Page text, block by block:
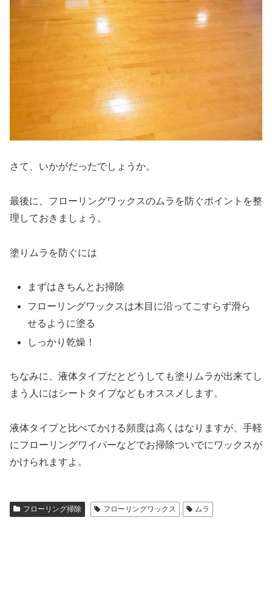
さて、いかがだったでしょうか。
最後に、フローリングワックスのムラを防ぐポイントを整
理しておきましょう。
塗りムラを防ぐには
まずはきちんとお掃除
フローリングワックスは木目に沿ってこすらず滑ら
せるように塗る
しっかり乾燥！
ちなみに、液体タイプだとどうしても塗りムラが出来てし
まう人にはシートタイプなどもオススメします。
液体タイプと比べてかける頻度は高くはなりますが、手軽
にフローリングワイパーなどでお掃除ついでにワックスが
かけられますよ。
フローリング掃除 フローリングワックス ムラ